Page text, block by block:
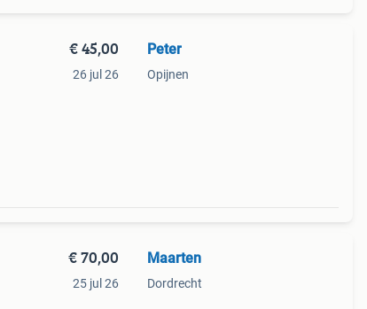
€ 45,00
26 jul 26
Peter
Opijnen
€ 70,00
25 jul 26
Maarten
Dordrecht